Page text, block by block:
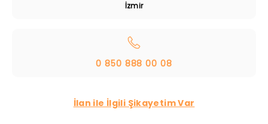
İzmir
0 850 888 00 08
İlan ile İlgili Şikayetim Var